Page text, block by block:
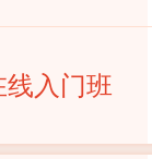
入门班